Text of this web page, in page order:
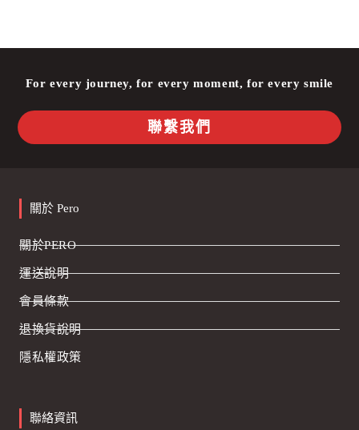
For every journey, for every moment, for every smile
聯繫我們
關於 Pero
關於PERO
運送說明
會員條款
退換貨說明
隱私權政策
聯絡資訊